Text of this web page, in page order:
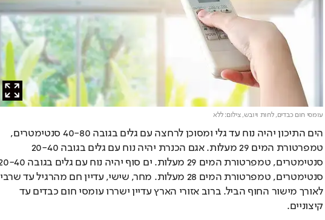
עומסי חום כבדים, לחות ויובש,צילום: ללא
לאורך מישור החוף הביל. ברוב אזורי הארץ עדיין ישררו עומסי חום כבדים עד
קיצוניים.